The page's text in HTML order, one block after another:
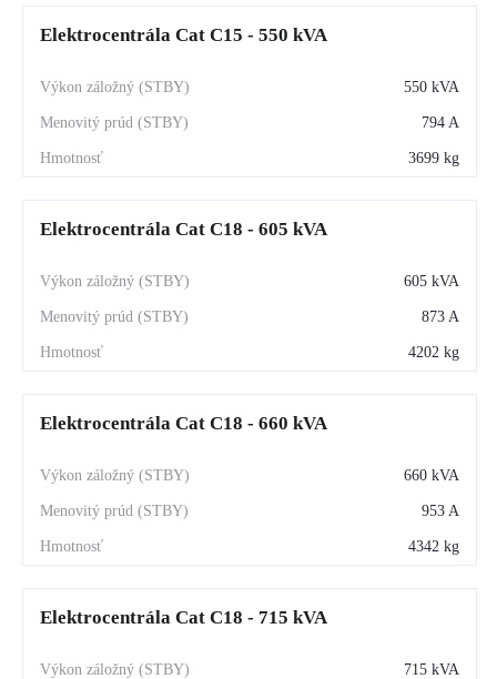
Elektrocentrála Cat C15 - 550 kVA
550 kVA
794 A
3699 kg
Elektrocentrála Cat C18 - 605 kVA
605 kVA
873 A
4202 kg
Elektrocentrála Cat C18 - 660 kVA
660 kVA
953 A
4342 kg
Elektrocentrála Cat C18 - 715 kVA
715 kVA